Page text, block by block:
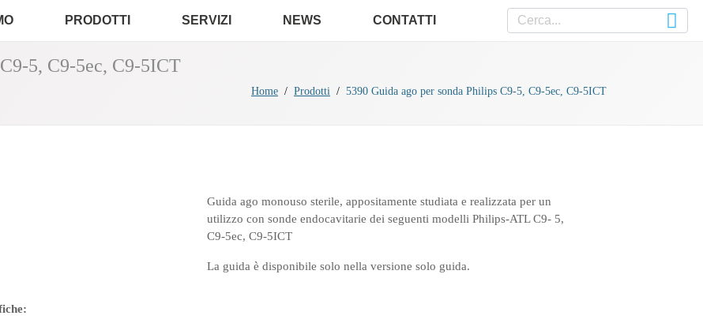
PRODOTTI SERVIZI NEWS CONTATTI
5, C9-5ec, C9-5ICT
Home Prodotti 5390 Guida ago per sonda Philips C9-5, C9-5ec, C9-5ICT
Guida ago monouso sterile, appositamente studiata e realizzata per un
utilizzo con sonde endocavitarie dei seguenti modelli Philips-ATL C9- 5,
C9-5ec, C9-5ICT
La guida è disponibile solo nella versione solo guida.